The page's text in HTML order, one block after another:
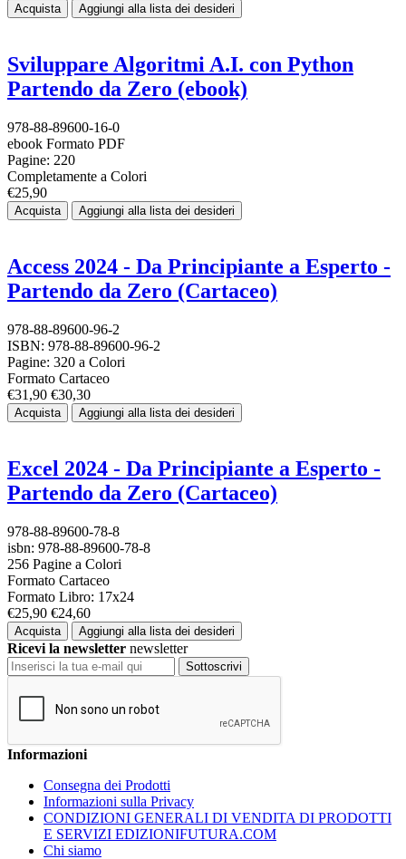
Acquista Aggiungi alla lista dei desideri
Sviluppare Algoritmi A.I. con Python
Partendo da Zero (ebook)
978-88-89600-16-0
ebook Formato PDF
Pagine: 220
Completamente a Colori
€25,90
Acquista Aggiungi alla lista dei desideri
Access 2024 - Da Principiante a Esperto -
Partendo da Zero (Cartaceo)
978-88-89600-96-2
ISBN: 978-88-89600-96-2
Pagine: 320 a Colori
Formato Cartaceo
€31,90 €30,30
Acquista Aggiungi alla lista dei desideri
Excel 2024 - Da Principiante a Esperto -
Partendo da Zero (Cartaceo)
978-88-89600-78-8
isbn: 978-88-89600-78-8
256 Pagine a Colori
Formato Cartaceo
Formato Libro: 17x24
€25,90 €24,60
Acquista Aggiungi alla lista dei desideri
Ricevi la newsletter newsletter
Sottoscrivi
Informazioni
Consegna dei Prodotti
Informazioni sulla Privacy
CONDIZIONI GENERALI DI VENDITA DI PRODOTTI
E SERVIZI EDIZIONIFUTURA.COM
Chi siamo